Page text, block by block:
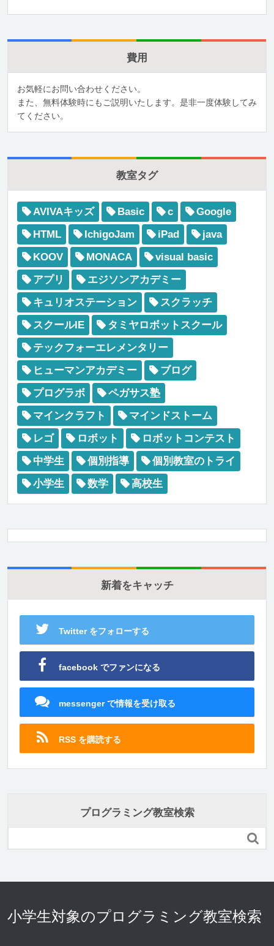
費用
お気軽にお問い合わせください。
また、無料体験時にもご説明いたします。是非一度体験してみ
てください。
教室タグ
AVIVAキッズ Basic c
Google
HTML
IchigoJam iPad
java
KOOV
MONACA
visual basic
アプリ
エジソンアカデミー
キュリオステーション
スクラッチ
スクールIE
タミヤロボットスクール
テックフォーエレメンタリー
ヒューマンアカデミー
ブログ
プログラボ
ペガサス塾
マインクラフト
マインドストーム
レゴ
ロボット
ロボットコンテスト
中学生
個別指導
個別教室のトライ
小学生
数学 高校生
新着をキャッチ
Twitter をフォローする
facebook でファンになる
messenger で情報を受け取る
RSS を購読する
プログラミング教室検索

小学生対象のプログラミング教室検索